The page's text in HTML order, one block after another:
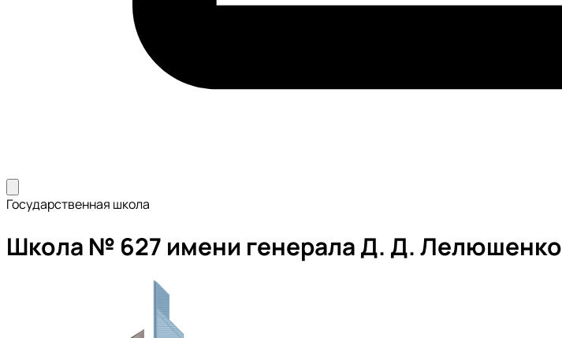
Государственная школа
Школа № 627 имени генерала Д. Д. Лелюшенко